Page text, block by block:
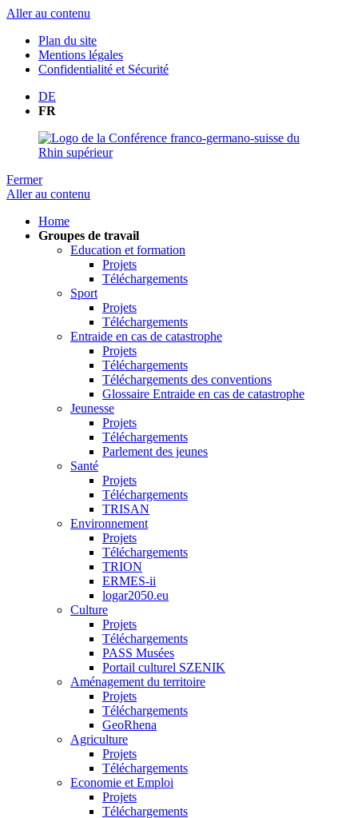
Aller au contenu
Plan du site
Mentions légales
Confidentialité et Sécurité
DE
FR
Fermer
Aller au contenu
Home
Groupes de travail
Education et formation
Projets
Téléchargements
Sport
Projets
Téléchargements
Entraide en cas de catastrophe
Projets
Téléchargements
Téléchargements des conventions
Glossaire Entraide en cas de catastrophe
Jeunesse
Projets
Téléchargements
Parlement des jeunes
Santé
Projets
Téléchargements
TRISAN
Environnement
Projets
Téléchargements
TRION
ERMES-ii
logar2050.eu
Culture
Projets
Téléchargements
PASS Musées
Portail culturel SZENIK
Aménagement du territoire
Projets
Téléchargements
GeoRhena
Agriculture
Projets
Téléchargements
Economie et Emploi
Projets
Téléchargements